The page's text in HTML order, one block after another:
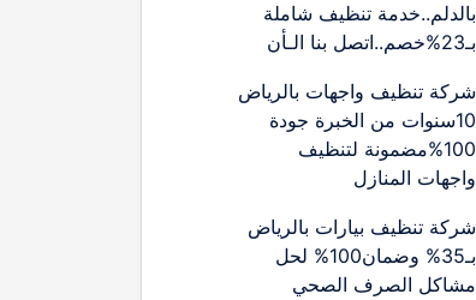
بالدلم..خدمة تنظيف شاملة
بـ23%خصم..اتصل بنا الـأن
شركة تنظيف واجهات بالرياض
10سنوات من الخبرة جودة
100%مضمونة لتنظيف
واجهات المنازل
شركة تنظيف بيارات بالرياض
بـ35% وضمان100% لحل
مشاكل الصرف الصحي